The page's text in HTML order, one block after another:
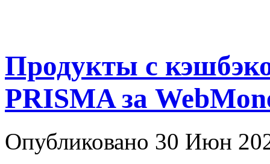
Продукты с
PRISMA за
Опубликовано 30 Июн